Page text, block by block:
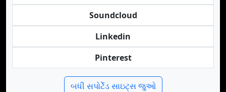
Soundcloud
Linkedin
Pinterest
બધી સપોર્ટેડ સાઇટ્સ જુઓ